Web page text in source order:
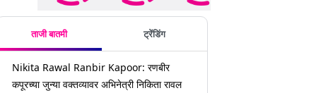
ताजी बातमी ट्रेंडिंग
Nikita Rawal Ranbir Kapoor: रणबीर
कपूरच्या जुन्या वक्तव्यावर अभिनेत्री निकिता रावल